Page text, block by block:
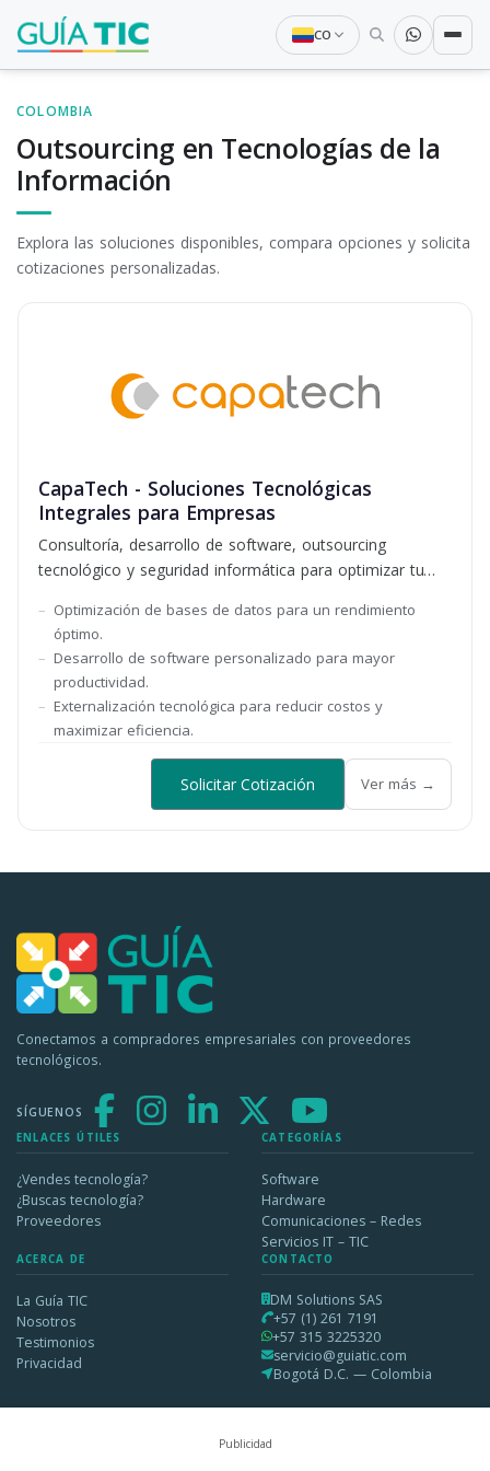
CO
COLOMBIA
Outsourcing en Tecnologías de la
Información
Explora las soluciones disponibles, compara opciones y solicita
cotizaciones personalizadas.
CapaTech - Soluciones Tecnológicas
Integrales para Empresas
Consultoría, desarrollo de software, outsourcing
tecnológico y seguridad informática para optimizar tu
Optimización de bases de datos para un rendimiento
óptimo.
Desarrollo de software personalizado para mayor
productividad.
Externalización tecnológica para reducir costos y
maximizar eficiencia.
Solicitar Cotización Ver más →
Publicidad
Conectamos a compradores empresariales con proveedores
tecnológicos.
SÍGUENOS
ENLACES ÚTILES
¿Vendes tecnología?
¿Buscas tecnología?
Proveedores
CATEGORÍAS
Software
Hardware
Comunicaciones – Redes
Servicios IT – TIC
ACERCA DE
La Guía TIC
Nosotros
Testimonios
Privacidad
CONTACTO
DM Solutions SAS
+57 (1) 261 7191
+57 315 3225320
servicio@guiatic.com
Bogotá D.C. — Colombia
2026 © DM Solutions SAS — Todos los derechos reservados